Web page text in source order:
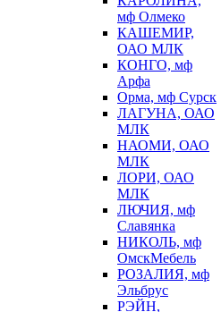
мф Олмеко
КАШЕМИР,
ОАО МЛК
КОНГО, мф
Арфа
Орма, мф Сурск
ЛАГУНА, ОАО
МЛК
НАОМИ, ОАО
МЛК
ЛОРИ, ОАО
МЛК
ЛЮЧИЯ, мф
Славянка
НИКОЛЬ, мф
ОмскМебель
РОЗАЛИЯ, мф
Эльбрус
РЭЙН,